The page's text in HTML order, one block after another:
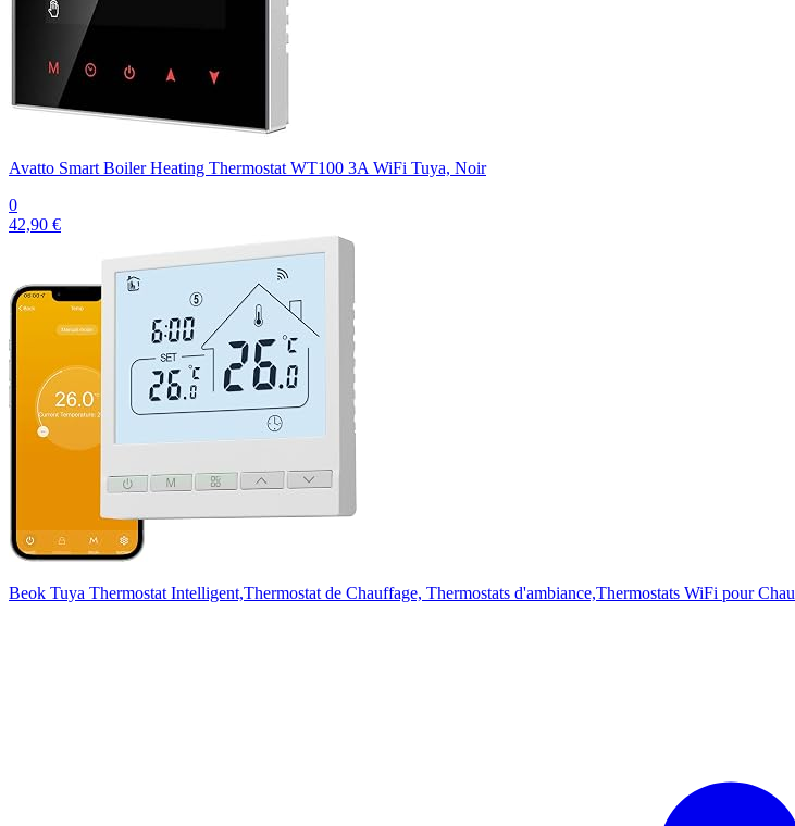
Avatto Smart Boiler Heating Thermostat WT100 3A WiFi Tuya, Noir
0
42,90 €
Beok Tuya Thermostat Intelligent,Thermostat de Chauffage, Thermostats d'ambiance,Thermostats WiFi pour